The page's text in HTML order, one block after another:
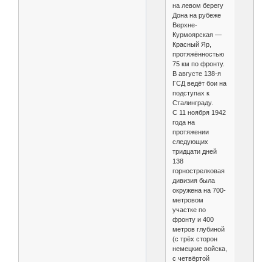
на левом берегу
Дона на рубеже
Верхне-
Курмоярская —
Красный Яр,
протяжённостью
75 км по фронту.
В августе 138-я
ГСД ведёт бои на
подступах к
Сталинграду.
С 11 ноября 1942
года на
протяжении
следующих
тридцати дней
138
горнострелковая
дивизия была
окружена на 700-
метровом
участке по
фронту и 400
метров глубиной
(с трёх сторон
немецкие войска,
с четвёртой